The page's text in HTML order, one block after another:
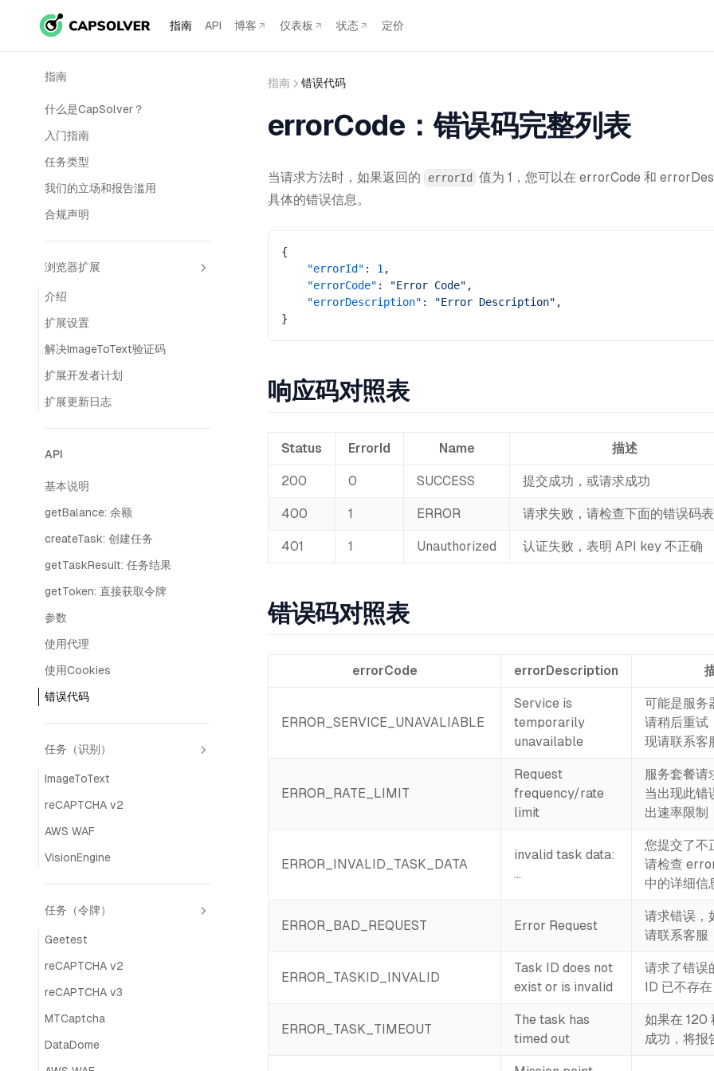
指南 API 博客 仪表板 状态 定价
指南
什么是CapSolver？
入门指南
任务类型
我们的立场和报告滥用
合规声明
浏览器扩展
介绍
扩展设置
解决ImageToText验证码
扩展开发者计划
扩展更新日志
API
基本说明
getBalance: 余额
createTask: 创建任务
getTaskResult: 任务结果
getToken: 直接获取令牌
参数
使用代理
使用Cookies
错误代码
任务（识别）
ImageToText
reCAPTCHA v2
AWS WAF
VisionEngine
任务（令牌）
Geetest
reCAPTCHA v2
reCAPTCHA v3
MTCaptcha
DataDome
指南 错误代码
errorCode：错误码完整列表
当请求方法时，如果返回的 errorId
值为 1，您可以在 errorCode 和
具体的错误信息。
{
    "errorId"
: 1 ,
    "errorCode"
: "Error Code" ,
    "errorDescription"
: "Error Description" ,
}
响应码对照表
Status ErrorId Name 描述
200 0 SUCCESS 提交成功，或请求成功
400 1 ERROR 请求失败，请检查下面的错误码
401 1 Unauthorized 认证失败，表明 API key 不正确
错误码对照表
errorCode errorDescription
ERROR_SERVICE_UNAVALIABLE
Service is
temporarily
unavailable
可能是服务
请稍后重试
现请联系客
ERROR_RATE_LIMIT
Request
frequency/rate
limit
服务套餐请
当出现此错
出速率限制
ERROR_INVALID_TASK_DATA
invalid task data:
…
您提交了不
请检查
中的详细信
ERROR_BAD_REQUEST Error Request
请求错误，
请联系客服
ERROR_TASKID_INVALID
Task ID does not
exist or is invalid
请求了错误
ID 已不存在
ERROR_TASK_TIMEOUT
The task has
timed out
如果在 120
成功，将报